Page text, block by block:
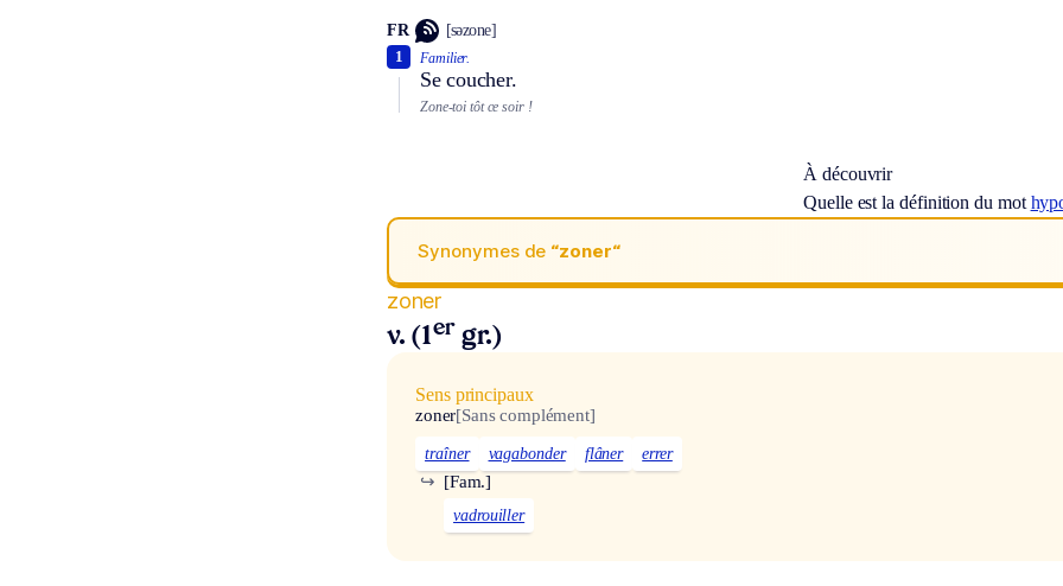
FR [səzone]
Familier.
Se coucher.
1
Zone-toi tôt ce soir !
À découvrir
Quelle est la définition du mot
Synonymes de “zoner“
zoner
v. (1er gr.)
Sens principaux
zoner[Sans complément]
traîner vagabonder flâner errer
[Fam.]
↪
vadrouiller